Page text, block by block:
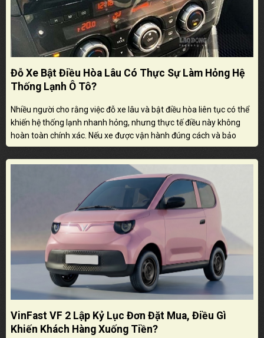
Đỗ Xe Bật Điều Hòa Lâu Có Thực Sự Làm Hỏng Hệ
Thống Lạnh Ô Tô?
Nhiều người cho rằng việc đỗ xe lâu và bật điều hòa liên tục có thể
khiến hệ thống lạnh nhanh hỏng, nhưng thực tế điều này không
hoàn toàn chính xác. Nếu xe được vận hành đúng cách và bảo
dưỡng định kỳ, điều hòa vẫn có thể hoạt động ổn định, tuy nhiên
thói quen sử dụng không hợp lý vẫn có thể gây ảnh hưởng đến
VinFast VF 2 Lập Kỷ Lục Đơn Đặt Mua, Điều Gì
Khiến Khách Hàng Xuống Tiền?